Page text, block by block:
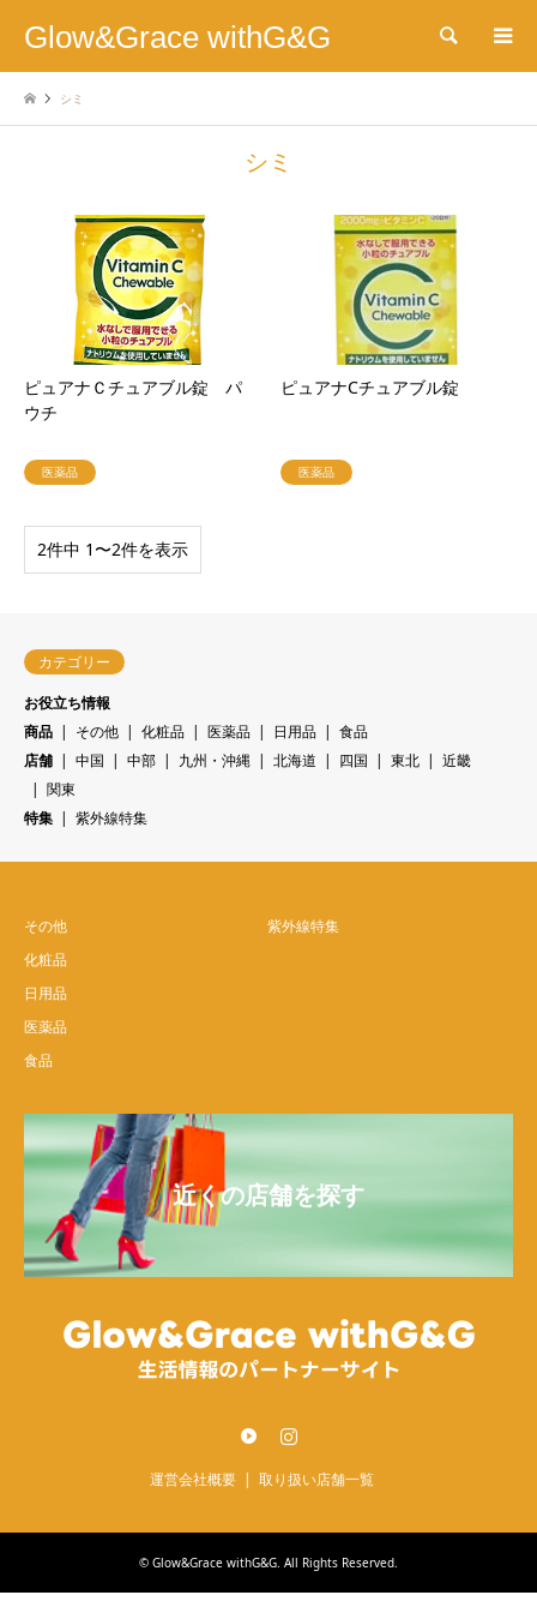
Glow&Grace withG&G 検索
シミ
シミ
ピュアナＣチュアブル錠 パ
ウチ
医薬品
ピュアナCチュアブル錠
医薬品
2件中 1〜2件を表示
カテゴリー
お役立ち情報
商品
その他 化粧品 医薬品 日用品
食品
店舗
中国 中部 九州・沖縄 北海道 四国 東北
近畿
関東
特集
紫外線特集
その他
化粧品
日用品
医薬品
食品
紫外線特集
近くの店舗を探す
運営会社概要 取り扱い店舗一覧
© Glow&Grace withG&G . All Rights Reserved.